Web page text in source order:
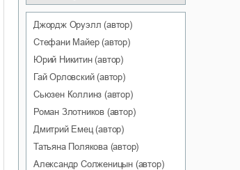
Джордж Оруэлл (автор)
Стефани Майер(автор)
Юрий Никитин(автор)
Гай Орловский(автор)
Сьюзен Коллинз (автор)
Роман Злотников (автор)
Дмитрий Емец(автор)
Татьяна Полякова(автор)
Александр Солженицын (автор)